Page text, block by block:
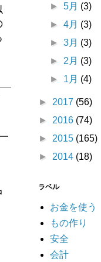
►5月 (3)
►4月 (3)
►3月 (3)
► 2月 (3)
► 1月 (4)
► 2017 (56)
► 2016 (74)
► 2015 (165)
► 2014 (18)
ラベル
お金を使う
もの作り
安全
会計